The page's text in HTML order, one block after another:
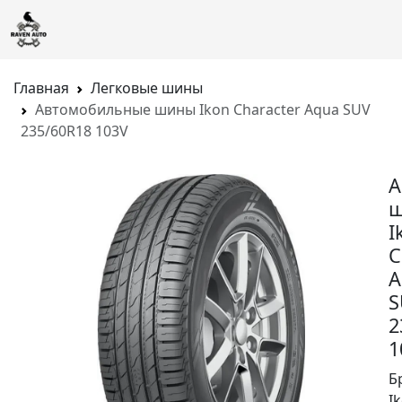
Главная
Легковые шины
Автомобильные шины Ikon Character Aqua SUV
235/60R18 103V